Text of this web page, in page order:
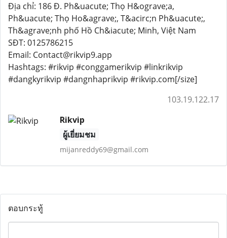
Địa chỉ: 186 Đ. Ph&uacute; Thọ H&ograve;a,
Ph&uacute; Thọ Ho&agrave;, T&acirc;n Ph&uacute;,
Th&agrave;nh phố Hồ Ch&iacute; Minh, Việt Nam
SĐT: 0125786215
Email: Contact@rikvip9.app
Hashtags: #rikvip #conggamerikvip #linkrikvip
#dangkyrikvip #dangnhaprikvip #rikvip.com[/size]
103.19.122.17
Rikvip
ผู้เยี่ยมชม
mijanreddy69@gmail.com
ตอบกระทู้